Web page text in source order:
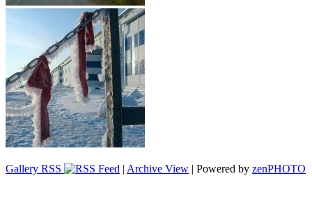
Gallery RSS | Archive View | Powered by zenPHOTO